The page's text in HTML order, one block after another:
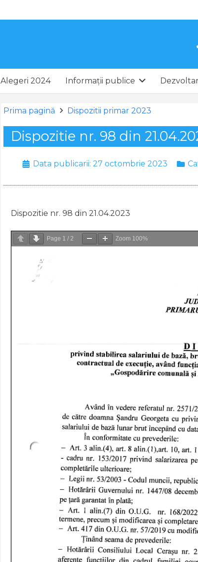
Alegeri 2024 Informații publice
Prima pagină Dispozitii primar 2023
Dispozitie nr. 98 din
Data publicarii: 27 octombrie 2023
Dispozitie nr. 98 din 21.04.2023
Page 1 / 2 Zoom 100%